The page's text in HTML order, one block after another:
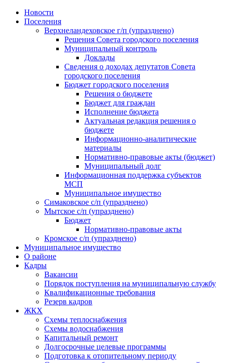
Skip
Новости
Поселения
Верхнеландеховское г/п (упразднено)
Решения Совета городского поселения
Муниципальный контроль
Доклады
Сведения о доходах депутатов Совета
городского поселения
Бюджет городского поселения
Решения о бюджете
Бюджет для граждан
Исполнение бюджета
Актуальная редакция решения о
бюджете
Информационно-аналитические
материалы
Нормативно-правовые акты (бюджет)
Муниципальный долг
Информационная поддержка субъектов
МСП
Муниципальное имущество
Симаковское с/п (упразднено)
Мытское с/п (упразднено)
Бюджет
Нормативно-правовые акты
Кромское с/п (упразднено)
Муниципальное имущество
О районе
Кадры
Вакансии
Порядок поступления на муниципальную службу
Квалификационные требования
Резерв кадров
ЖКХ
Схемы теплоснабжения
Схемы водоснабжения
Капитальный ремонт
Долгосрочные целевые программы
Подготовка к отопительному периоду